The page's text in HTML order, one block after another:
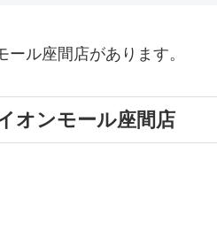
ル座間店があります。
オンモール座間店